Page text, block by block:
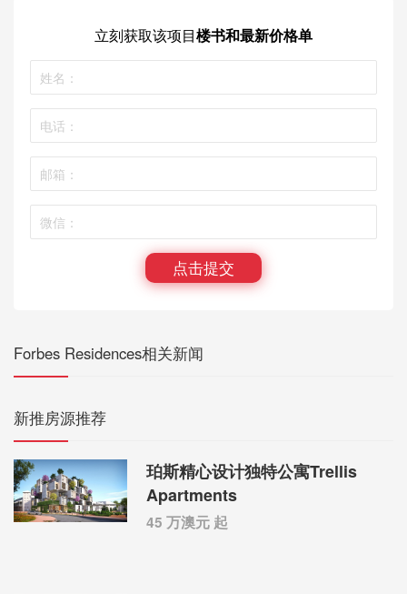
立刻获取该项目楼书和最新价格单
点击提交
Forbes Residences相关新闻
新推房源推荐
珀斯精心设计独特公寓Trellis
Apartments
45 万澳元 起